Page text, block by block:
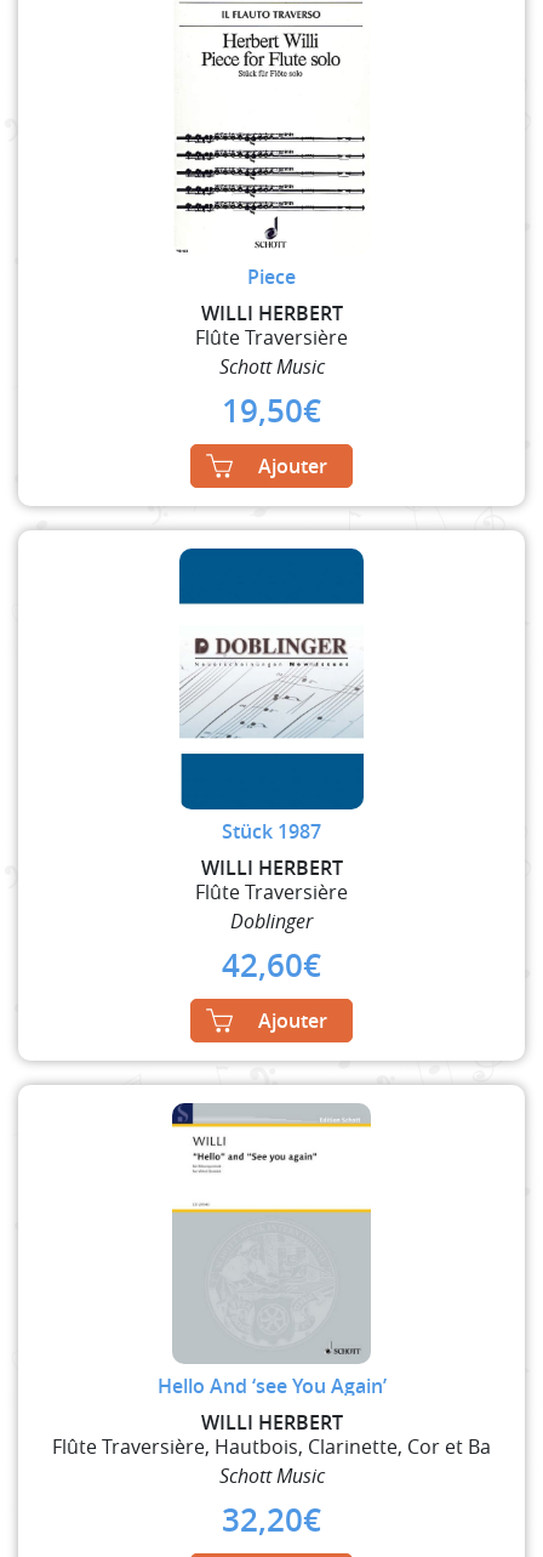
Piece
WILLI HERBERT
Flûte Traversière
Schott Music
19,50€
Ajouter
Stück 1987
WILLI HERBERT
Flûte Traversière
Doblinger
42,60€
Ajouter
Hello And ‘see You Again’
WILLI HERBERT
Flûte Traversière, Hautbois, Clarinette, Cor et Ba
Schott Music
32,20€